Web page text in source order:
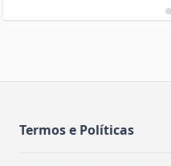
Termos e Políticas